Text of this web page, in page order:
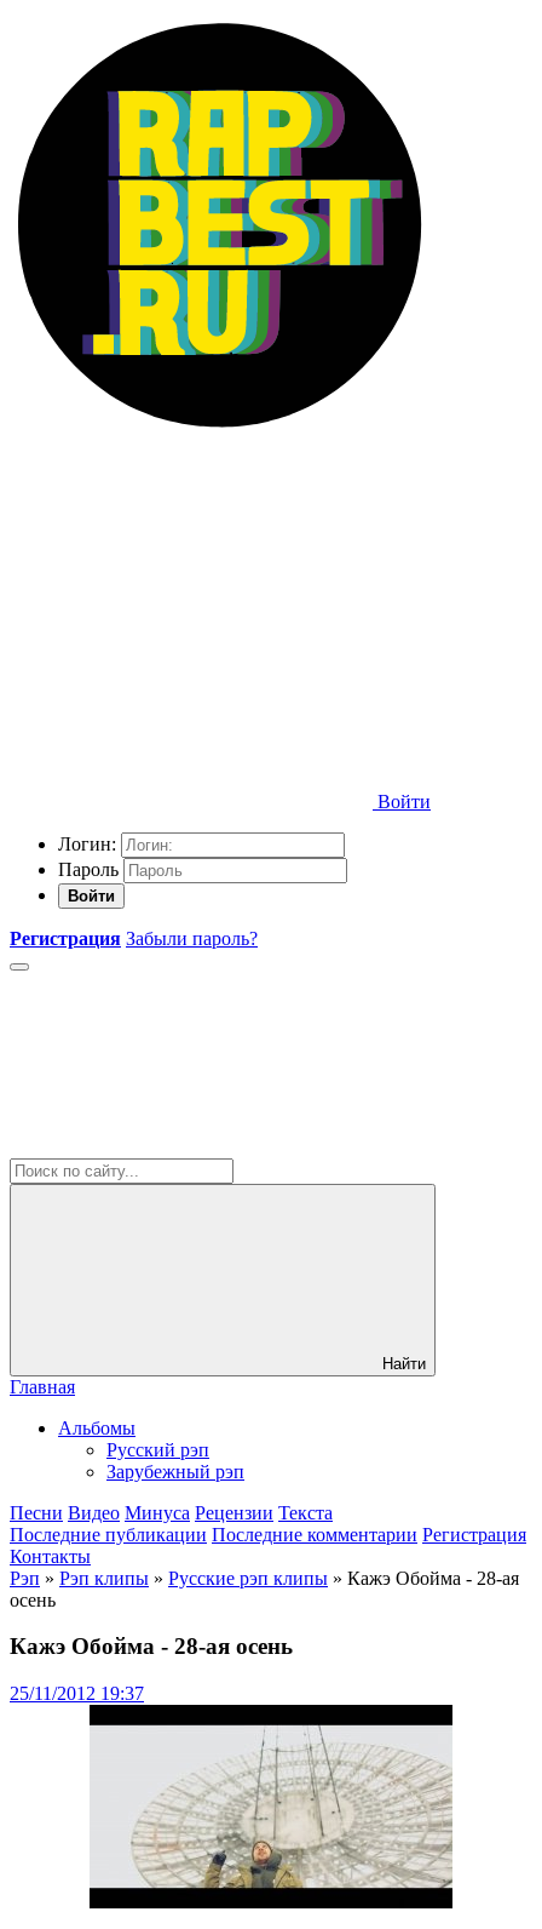
Войти
Логин:
Пароль
Войти
Регистрация Забыли пароль?
Найти
Главная
Альбомы
Русский рэп
Зарубежный рэп
Песни Видео Минуса Рецензии Текста
Последние публикации Последние комментарии Регистрация
Контакты
Рэп » Рэп клипы » Русские рэп клипы » Кажэ Обойма - 28-ая
осень
Кажэ Обойма - 28-ая осень
25/11/2012 19:37